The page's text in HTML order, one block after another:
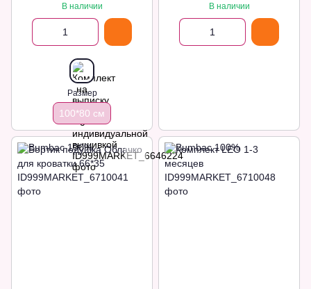
В наличии
Размер
100*80 см
В наличии